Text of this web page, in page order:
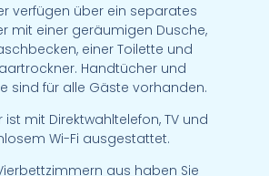
verfügen über ein separates
mit einer geräumigen Dusche,
einer Toilette und
Handtücher und
sind für alle Gäste vorhanden.
ist mit Direktwahltelefon, TV und
Wi-Fi ausgestattet.
aus haben Sie